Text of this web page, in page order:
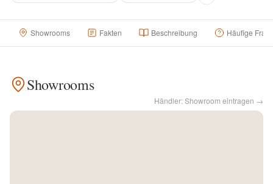
Über uns
Kontakt
Showrooms Fakten Beschreibung Häufige
Showrooms
Händler: Showroom eintragen →